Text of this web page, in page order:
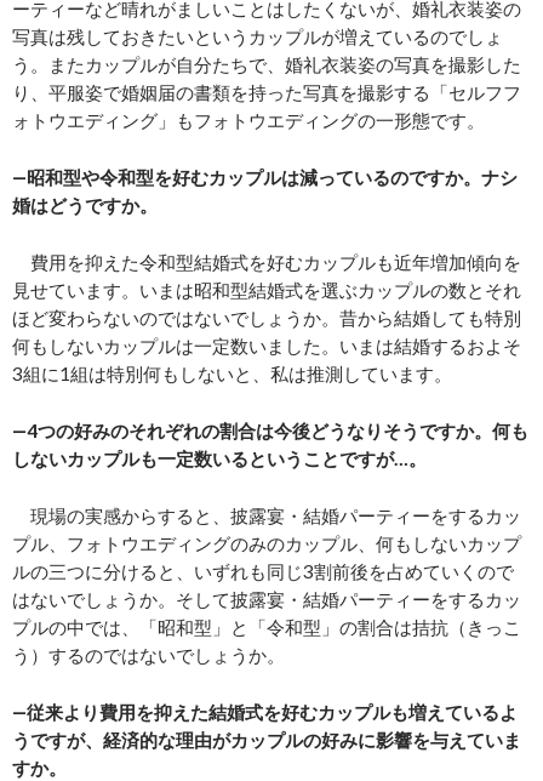
ーティーなど晴れがましいことはしたくないが、婚礼衣装姿の
写真は残しておきたいというカップルが増えているのでしょ
う。またカップルが自分たちで、婚礼衣装姿の写真を撮影した
り、平服姿で婚姻届の書類を持った写真を撮影する「セルフフ
ォトウエディング」もフォトウエディングの一形態です。
―昭和型や令和型を好むカップルは減っているのですか。ナシ
婚はどうですか。
費用を抑えた令和型結婚式を好むカップルも近年増加傾向を
見せています。いまは昭和型結婚式を選ぶカップルの数とそれ
ほど変わらないのではないでしょうか。昔から結婚しても特別
何もしないカップルは一定数いました。いまは結婚するおよそ
3組に1組は特別何もしないと、私は推測しています。
―4つの好みのそれぞれの割合は今後どうなりそうですか。何も
しないカップルも一定数いるということですが…。
現場の実感からすると、披露宴・結婚パーティーをするカッ
プル、フォトウエディングのみのカップル、何もしないカップ
ルの三つに分けると、いずれも同じ3割前後を占めていくので
はないでしょうか。そして披露宴・結婚パーティーをするカッ
プルの中では、「昭和型」と「令和型」の割合は拮抗（きっこ
う）するのではないでしょうか。
―従来より費用を抑えた結婚式を好むカップルも増えているよ
うですが、経済的な理由がカップルの好みに影響を与えていま
すか。